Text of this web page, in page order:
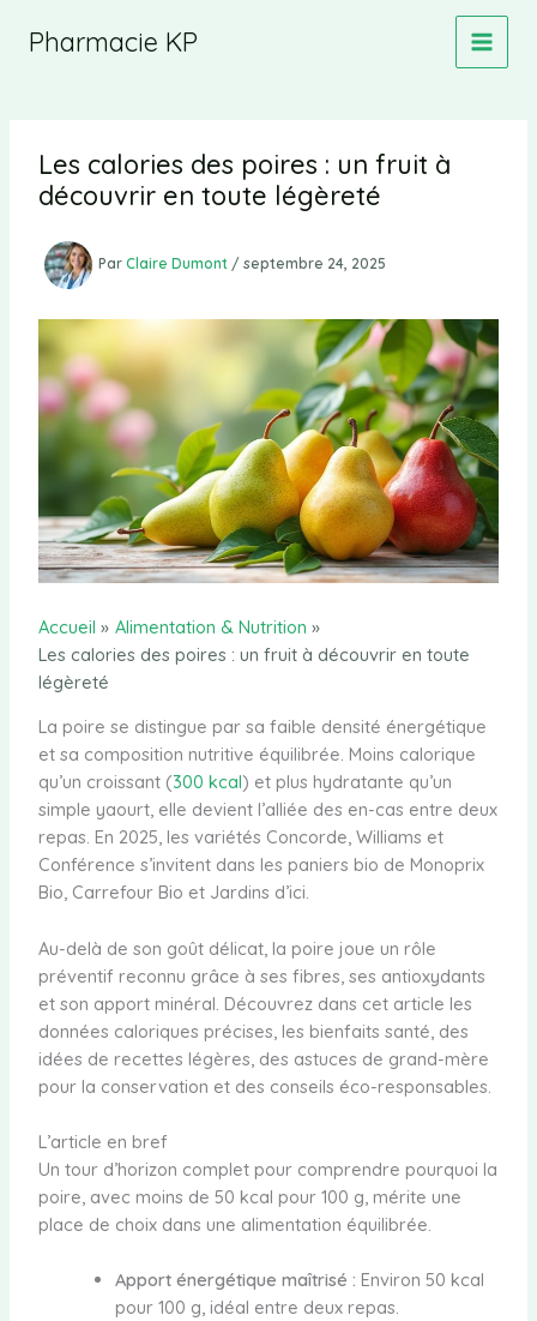
Pharmacie KP
Les calories des poires : un fruit à
découvrir en toute légèreté
Par Claire Dumont / septembre 24, 2025
Accueil
Alimentation & Nutrition
Les calories des poires : un fruit à découvrir en toute
légèreté
La poire se distingue par sa faible densité énergétique
et sa composition nutritive équilibrée. Moins calorique
qu’un croissant (300 kcal) et plus hydratante qu’un
simple yaourt, elle devient l’alliée des en-cas entre deux
repas. En 2025, les variétés Concorde, Williams et
Conférence s’invitent dans les paniers bio de Monoprix
Bio, Carrefour Bio et Jardins d’ici.
Au-delà de son goût délicat, la poire joue un rôle
préventif reconnu grâce à ses fibres, ses antioxydants
et son apport minéral. Découvrez dans cet article les
données caloriques précises, les bienfaits santé, des
idées de recettes légères, des astuces de grand-mère
pour la conservation et des conseils éco-responsables.
L’article en bref
Un tour d’horizon complet pour comprendre pourquoi la
poire, avec moins de 50 kcal pour 100 g, mérite une
place de choix dans une alimentation équilibrée.
Apport énergétique maîtrisé : Environ 50 kcal
pour 100 g, idéal entre deux repas.